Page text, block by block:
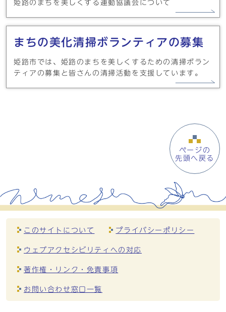
姫路のまちを美しくする運動協議会について
まちの美化清掃ボランティアの募集
姫路市では、姫路のまちを美しくするための清掃ボラン
ティアの募集と皆さんの清掃活動を支援しています。
ページの
先頭へ戻る
このサイトについて プライバシーポリシー
ウェブアクセシビリティへの対応
著作権・リンク・免責事項
お問い合わせ窓口一覧